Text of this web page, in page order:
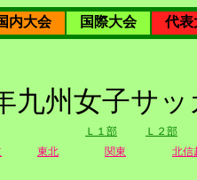
内大会 国際大会
代表
九州女子サ
Ｌ１部
Ｌ２部
東北 関東 北信